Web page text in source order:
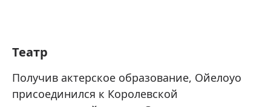
Театр
Получив актерское образование, Ойелоуо
присоединился к Королевской